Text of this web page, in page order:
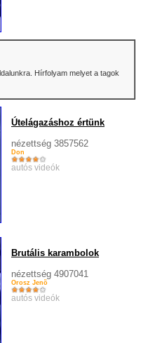
Hírfolyam melyet a tagok
Útelágazáshoz értünk
nézettség 3857562
Don
autós videók
Brutális karambolok
nézettség 4907041
Orosz Jenõ
autós videók